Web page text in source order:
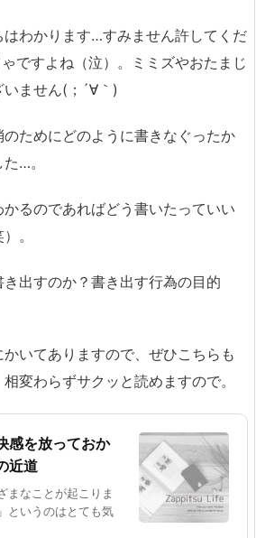
はわかります…すみません許してくだ
ですよね（泣）。ミミズやおたまじ
ません(；´∀｀)
ためにどのように書きなぐったか
…。
るのであればどう書いたっていい
。
出すのか？書き出す行為の目的
いてありますので、ぜひこちらも
変わらずサクッと読めますので。
感を放っておか
近道
まなことが起こりま
というのはとても気